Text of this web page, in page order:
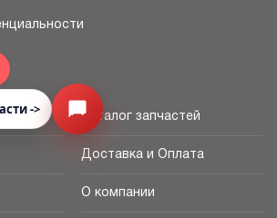
-> Открыть меню
Каталог запчастей
Доставка и Оплата
О компании